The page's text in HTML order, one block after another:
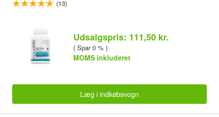
(13)
Udsalgspris: 111,50 kr.
( Spar 0 % )
MOMS inkluderet
Læg i indkøbsvogn